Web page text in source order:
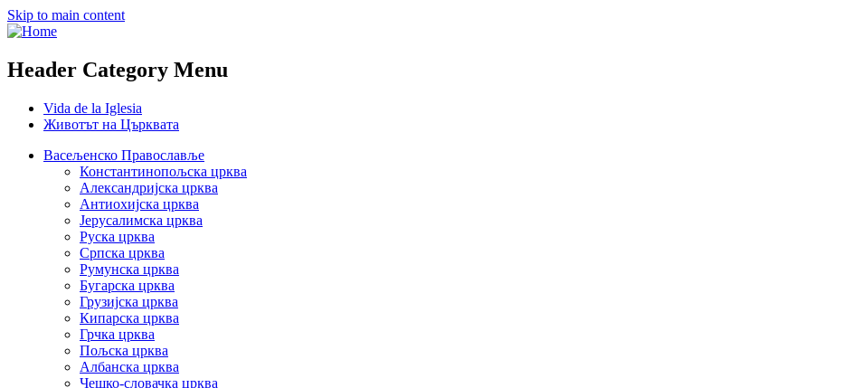
Skip to main content
Header Category Menu
Vida de la Iglesia
Животът на Църквата
Васељенско Православље
Константинопољска црква
Александријска црква
Антиохијска црква
Јерусалимска црква
Руска црква
Српска црква
Румунска црква
Бугарска црква
Грузијска црква
Кипарска црква
Грчка црква
Пољска црква
Албанска црква
Чешко-словачка црква